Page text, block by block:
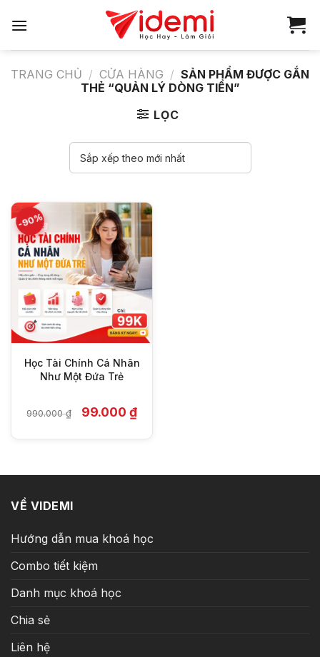
qua
TRANG CHỦ / CỬA HÀNG / SẢN PHẨM ĐƯỢC GẮN
THẺ “QUẢN LÝ DÒNG TIỀN”
LỌC
-90%
Học Tài Chính Cá Nhân
Như Một Đứa Trẻ
990.000₫ Giá
gốc
99.000 ₫Giá
hiện
VỀ VIDEMI
Hướng dẫn mua khoá học
Combo tiết kiệm
Danh mục khoá học
Chia sẻ
Liên hệ